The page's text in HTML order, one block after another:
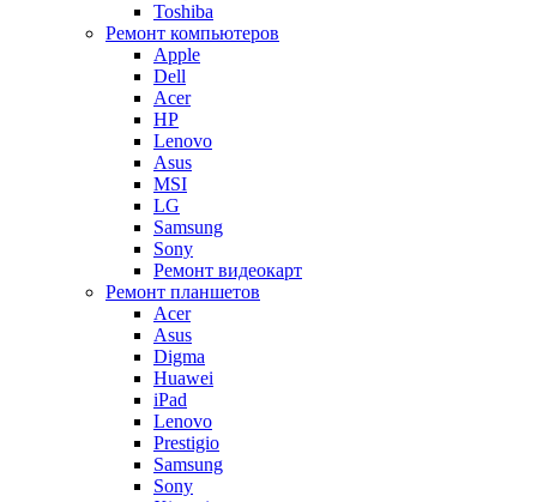
Toshiba
Ремонт компьютеров
Apple
Dell
Acer
HP
Lenovo
Asus
MSI
LG
Samsung
Sony
Ремонт видеокарт
Ремонт планшетов
Acer
Asus
Digma
Huawei
iPad
Lenovo
Prestigio
Samsung
Sony